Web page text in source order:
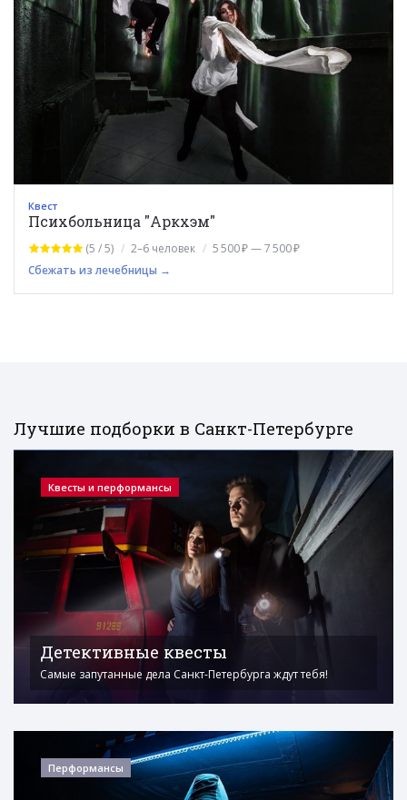
Квест
Психбольница "Аркхэм"
(5 / 5) 2–6 человек
5 500 ₽ — 7 500 ₽
Сбежать из лечебницы →
Лучшие подборки в Санкт-Петербурге
Квесты и перформансы
Детективные квесты
Самые запутанные дела Санкт-Петербурга ждут тебя!
Перформансы